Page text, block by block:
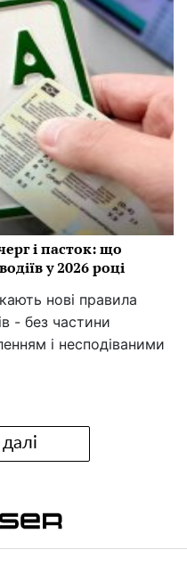
і пасток: що
у 2026 році
нові правила
- без частини
і несподіваними